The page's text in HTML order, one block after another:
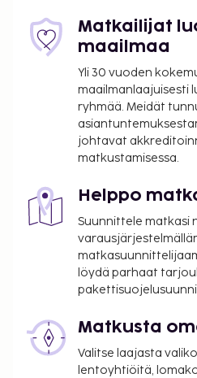
Matkailijat
maailmaa
Yli 30 vuoden
maailmanlaajuisesti
ryhmää. Meidät
johtavat
matkustamisessa.
Helppo
Suunnittele matkasi
löydä parhaat
Matkusta
Valitse laajasta
lentoyhtiöitä,